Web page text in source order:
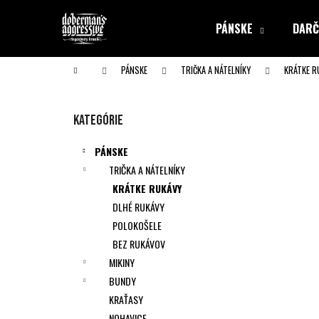
PÁNSKE
Domov PÁNSKE TRIČKA A NÁTELNÍKY KRÁTKE
Preskočiť
Kategórie
PÁNSKE
TRIČKA A NÁTELNÍKY
KRÁTKE RUKÁVY
DLHÉ RUKÁVY
POLOKOŠELE
BEZ RUKÁVOV
MIKINY
BUNDY
KRAŤASY
í
Späť
do obchodu
Späť
do obchodu